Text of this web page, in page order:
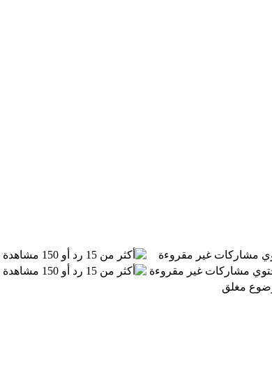
مشاركات غير مقروءة
مشاركات غير مقروءة
مغلق